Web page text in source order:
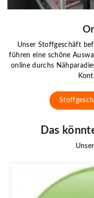
Unser Stoffgeschäft
führen eine schöne
online durchs
Das